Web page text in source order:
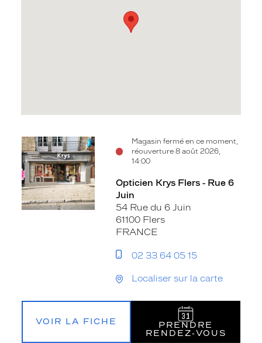
Magasin fermé en ce moment,
réouverture 8 août 2026,
14:00
Voir
la
fiche
Opticien Krys Flers - Rue 6
Juin
54 Rue du 6 Juin
61100 Flers
FRANCE
02 33 64 05 15
Localiser sur la carte
VOIR LA FICHE
PRENDRE
RENDEZ‑VOUS